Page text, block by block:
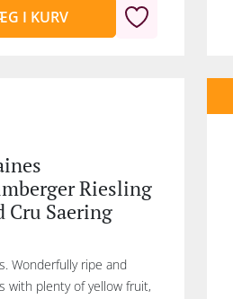
I KURV
Riesling
Cru Saering
Wonderfully ripe and
with plenty of yellow fruit,